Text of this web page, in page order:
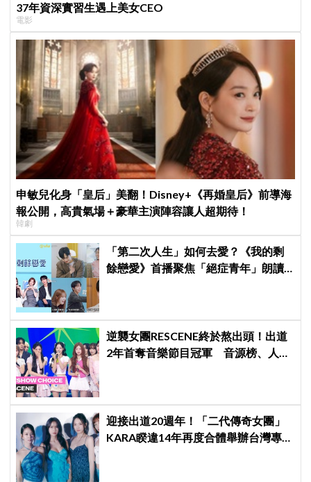
37年資深實習生遇上美女CEO
電影
申敏兒化身「皇后」美翻！Disney+《再婚皇后》前導海
報公開，高貴氣場＋豪華主演陣容讓人超期待！
韓劇
「第二次人生」如何去愛？《我的剩
餘戀愛》首播聚焦「絕症青年」朗讀
逆襲女團RESCENE終於熬出頭！出道
2年首奪音樂節目冠軍 音源榜、人氣
迎接出道20週年！「二代傳奇女團」
KARA睽違14年再度合體舉辦台灣專場